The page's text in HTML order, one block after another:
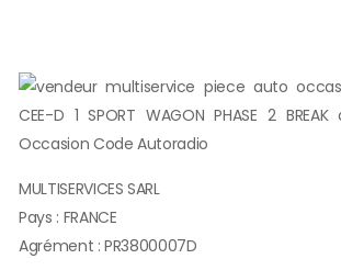
MULTISERVICES SARL
Pays : FRANCE
Agrément : PR3800007D